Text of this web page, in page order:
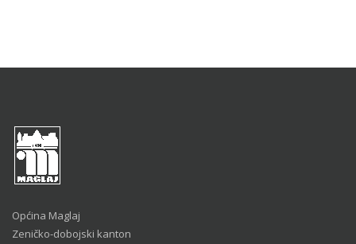
Općina Maglaj
Zeničko-dobojski kanton